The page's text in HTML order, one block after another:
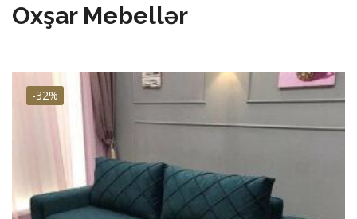
Oxşar Mebellər
-32%